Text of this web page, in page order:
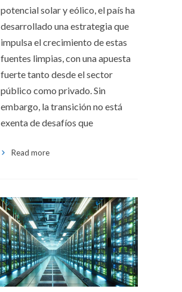
potencial solar y eólico, el país ha
desarrollado una estrategia que
impulsa el crecimiento de estas
fuentes limpias, con una apuesta
fuerte tanto desde el sector
público como privado. Sin
embargo, la transición no está
exenta de desafíos que
Read more